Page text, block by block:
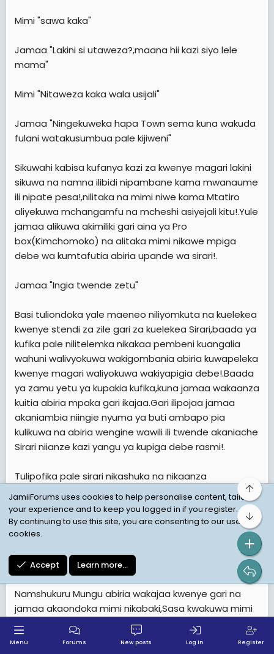
Mimi "sawa kaka"
Jamaa "Lakini si utaweza?,maana hii kazi siyo lele
mama"
Mimi "Nitaweza kaka wala usijali"
Jamaa "Ningekuweka hapa Town sema kuna wakuda
fulani watakusumbua pale kijiweni"
Sikuwahi kabisa kufanya kazi za kwenye magari lakini
sikuwa na namna ilibidi nipambane kama mwanaume
ili nipate pesa!,nilitaka na mimi niwe kama Mtatiro
aliyekuwa mchangamfu na mcheshi asiyejali kitu!.Yule
jamaa alikuwa akimiliki gari aina ya Pro
box(Kimchomoko) na alitaka mimi nikawe mpiga
debe wa kumtafutia abiria upande wa sirari!.
Jamaa "Ingia twende zetu"
Basi tuliondoka yale maeneo niliyomkuta na kuelekea
kwenye stendi za zile gari za kuelekea Sirari,baada ya
kufika pale nilitelemka nikakaa pembeni kuangalia
wahuni walivyokuwa wakigombania abiria kuwapeleka
kwenye magari waliyokuwa wakiyapigia debe!.Baada
ya zamu yetu ya kupakia kufika,kuna jamaa wakaanza
kuitia abiria mpaka gari ikajaa.Gari ilipojaa jamaa
akaniambia niingie nyuma ya buti ambapo pia
kulikuwa na abiria wengine wawili ili twende akaniache
Sirari niianze kazi yangu ya kupiga debe rasmi!.
Tulipofika pale sirari nikashuka na nikaanza
kuchangamka maana nilitelemsha mizigo ya abiria
kwenye kile kigari,nilianza kuita abiria kwa
kuchangamka lakini nikaja kugundua haikuwa kazi
rahisi hata kidogo!.Lile eneo kiukweli niliwakuta baadhi
ya wapiga debe ambao kila mtu alikuwa na gari zake
alizokuwa akiitia abiria!.
Namshukuru Mungu abiria wakajaa kwenye gari na
jamaa akaondoka mimi nikabaki,Sasa kwakuwa mimi
na wale jamaa kazi yetu ilikuwa moja,tulianza kupiga
stori za hapa na pale.Kuna jamaa mmoja ambaye
JamiiForums uses cookies to help personalise content, tailor
your experience and to keep you logged in if you register.
By continuing to use this site, you are consenting to our use of
cookies.
Accept Learn more…
Top
Menu Forums New posts Log in Register